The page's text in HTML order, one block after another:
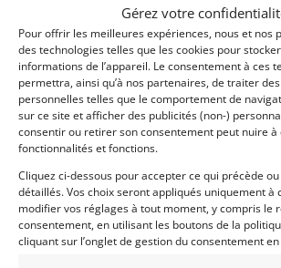
Gérez votre
Pour offrir les meilleures expériences, nous et nos
des technologies telles que les cookies pour
informations de l’appareil. Le consentement à ces
permettra, ainsi qu’à nos partenaires, de traiter
personnelles telles que le comportement de
sur ce site et afficher des publicités (non-)
consentir ou retirer son consentement peut nuire à
fonctionnalités et fonctions.
Cliquez ci-dessous pour accepter ce qui précède
détaillés. Vos choix seront appliqués uniquement à
modifier vos réglages à tout moment, y compris le
consentement, en utilisant les boutons de la
cliquant sur l’onglet de gestion du consentement en
savoir-faire artisanal associé à
marque, tandis que ses
attestent de l’innovation continue
preuve. Ce chef-d’œuvre automobile
simple voiture; c’est une œuvre d’art
racontant une histoire
virage.
Le modèle présenté n’a parcouru que
son immatriculation.
Demandez une expertise de ce